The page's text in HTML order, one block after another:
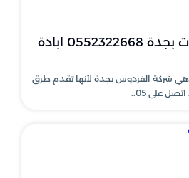
شركة مكافحة الحشرات بجدة 0552322668 ابادة
شركة الفردوس بجدة لأنها تقدم طرق
على 05..